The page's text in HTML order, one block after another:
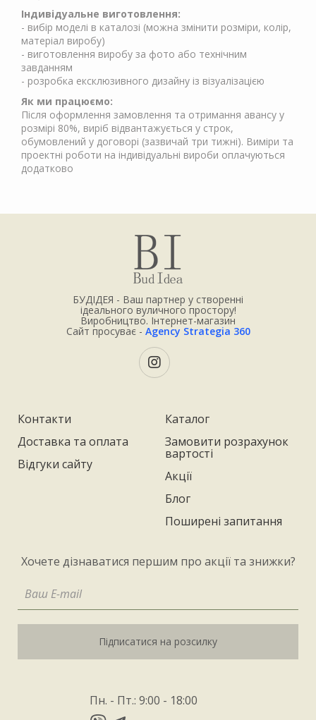
Індивідуальне виготовлення:
- вибір моделі в каталозі (можна змінити розміри, колір,
матеріал виробу)
- виготовлення виробу за фото або технічним
завданням
- розробка ексклюзивного дизайну із візуалізацією
Як ми працюємо:
Після оформлення замовлення та отримання авансу у
розмірі 80%, виріб відвантажується у строк,
обумовлений у договорі (зазвичай три тижні). Виміри та
проектні роботи на індивідуальні вироби оплачуються
додатково
БУДІДЕЯ - Ваш партнер у створенні
ідеального вуличного простору!
Виробництво. Інтернет-магазин
Сайт просуває - Agency Strategia 360
Контакти
Доставка та оплата
Відгуки сайту
Каталог
Замовити розрахунок
вартості
Акції
Блог
Поширені запитання
Хочете дізнаватися першим про акції та знижки?
Підписатися на розсилку
Пн. - Пт.: 9:00 - 18:00